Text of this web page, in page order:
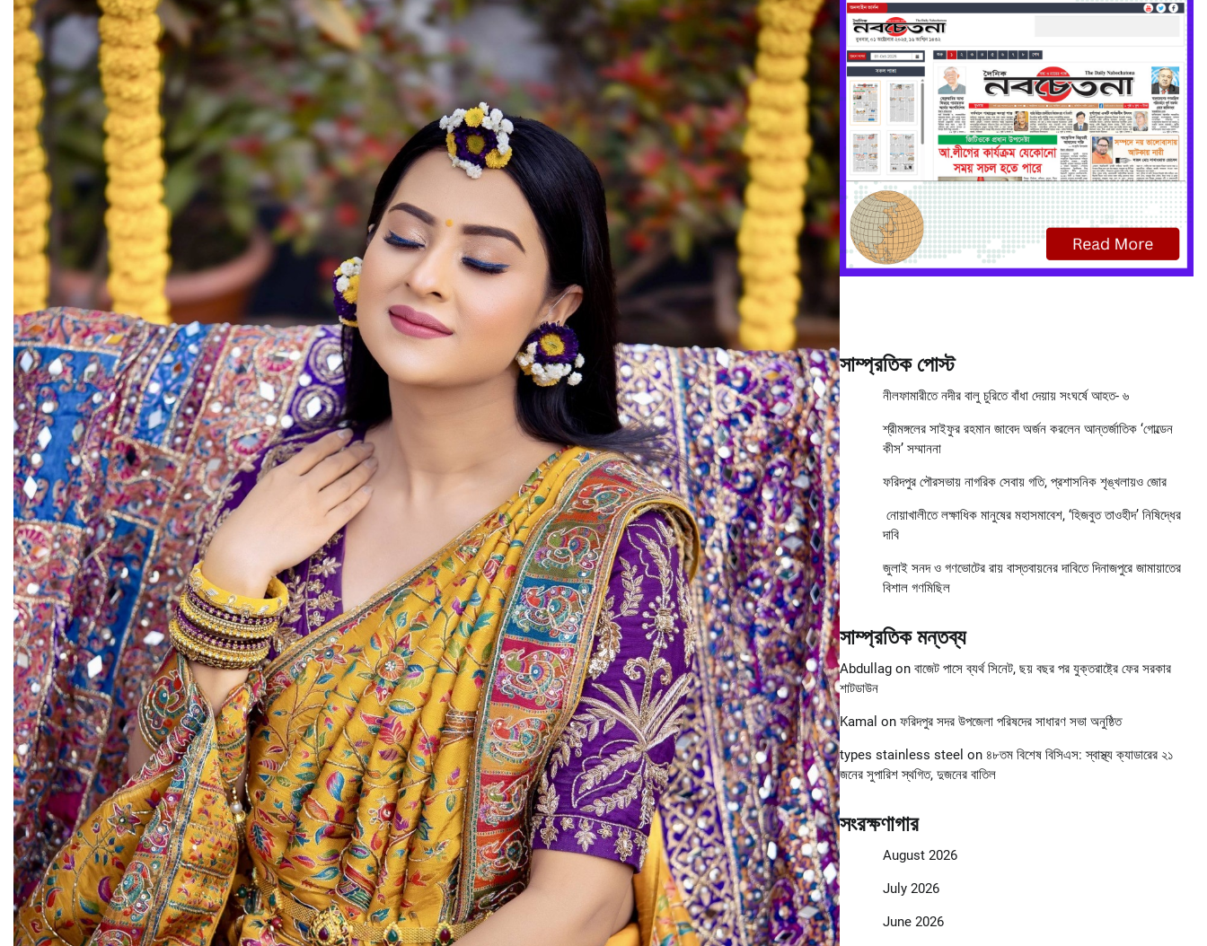
সাম্প্রতিক পোস্ট
নীলফামারীতে নদীর বালু চুরিতে বাঁধা দেয়ায় সংঘর্ষে আহত- ৬
শ্রীমঙ্গলের সাইফুর রহমান জাবেদ অর্জন করলেন আন্তর্জাতিক ‘গোল্ডেন
কীস’ সম্মাননা
ফরিদপুর পৌরসভায় নাগরিক সেবায় গতি, প্রশাসনিক শৃঙ্খলায়ও জোর
নোয়াখালীতে লক্ষাধিক মানুষের মহাসমাবেশ, ‘হিজবুত তাওহীদ’ নিষিদ্ধের
দাবি
জুলাই সনদ ও গণভোটের রায় বাস্তবায়নের দাবিতে দিনাজপুরে জামায়াতের
বিশাল গণমিছিল
সাম্প্রতিক মন্তব্য
Abdullagon বাজেট পাসে ব্যর্থ সিনেট, ছয় বছর পর যুক্তরাষ্ট্রে ফের সরকার
শাটডাউন
Kamal on ফরিদপুর সদর উপজেলা পরিষদের সাধারণ সভা অনুষ্ঠিত
types stainless steel on ৪৮তম বিশেষ বিসিএস: স্বাস্থ্য ক্যাডারের ২১
জনের সুপারিশ স্থগিত, দুজনের বাতিল
সংরক্ষণাগার
August 2026
July 2026
June 2026